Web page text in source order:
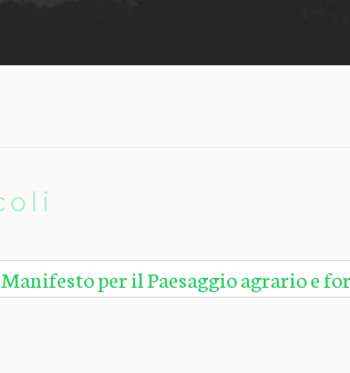
per il Paesaggio agrario e